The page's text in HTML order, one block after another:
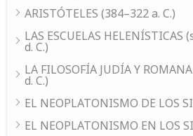
ARISTÓTELES (384–322 a. C.)
LAS ESCUELAS
d. C.)
LA FILOSOFÍA JUDÍA Y
d. C.)
EL NEOPLATONISMO DE LOS
EL NEOPLATONISMO EN LOS